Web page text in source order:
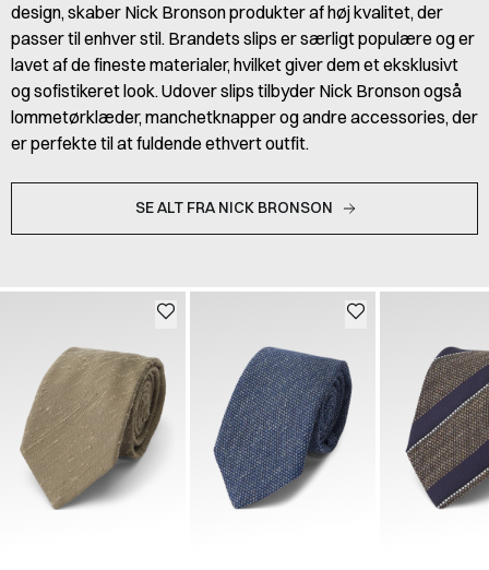
design, skaber Nick Bronson produkter af høj kvalitet, der
passer til enhver stil. Brandets slips er særligt populære og er
lavet af de fineste materialer, hvilket giver dem et eksklusivt
og sofistikeret look. Udover slips tilbyder Nick Bronson også
lommetørklæder, manchetknapper og andre accessories, der
er perfekte til at fuldende ethvert outfit.
SE ALT FRA NICK BRONSON